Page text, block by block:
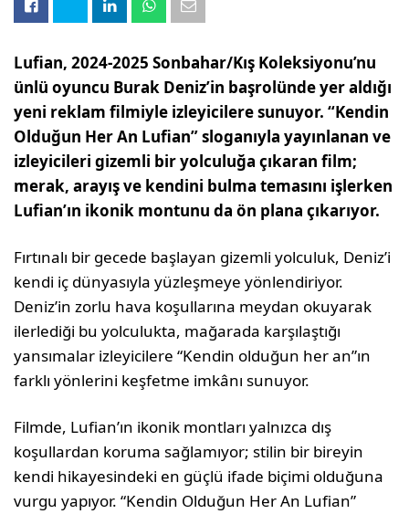
Lufian, 2024-2025 Sonbahar/Kış Koleksiyonu’nu
ünlü oyuncu Burak Deniz’in başrolünde yer aldığı
yeni reklam filmiyle izleyicilere sunuyor. “Kendin
Olduğun Her An Lufian” sloganıyla yayınlanan ve
izleyicileri gizemli bir yolculuğa çıkaran film;
merak, arayış ve kendini bulma temasını işlerken
Lufian’ın ikonik montunu da ön plana çıkarıyor.
Fırtınalı bir gecede başlayan gizemli yolculuk, Deniz’i
kendi iç dünyasıyla yüzleşmeye yönlendiriyor.
Deniz’in zorlu hava koşullarına meydan okuyarak
ilerlediği bu yolculukta, mağarada karşılaştığı
yansımalar izleyicilere “Kendin olduğun her an”ın
farklı yönlerini keşfetme imkânı sunuyor.
Filmde, Lufian’ın ikonik montları yalnızca dış
koşullardan koruma sağlamıyor; stilin bir bireyin
kendi hikayesindeki en güçlü ifade biçimi olduğuna
vurgu yapıyor. “Kendin Olduğun Her An Lufian”